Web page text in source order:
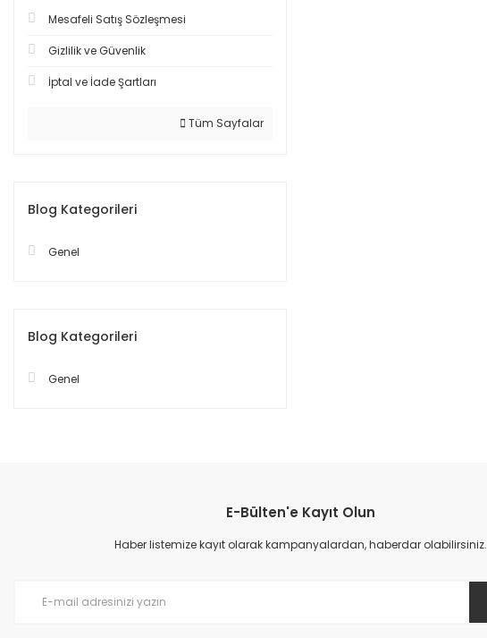
Mesafeli Satış Sözleşmesi
Gizlilik ve Güvenlik
İptal ve İade Şartları
Tüm Sayfalar
Blog Kategorileri
Genel
Blog Kategorileri
Genel
E-Bülten'e Kayıt Olun
Haber listemize kayıt olarak kampanyalardan, haberdar olabilirsiniz.